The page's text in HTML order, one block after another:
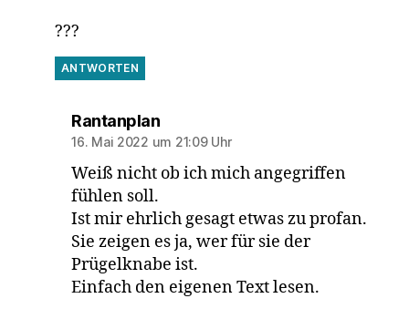
???
ANTWORTEN
Rantanplansagt:
16. Mai 2022 um 21:09 Uhr
Weiß nicht ob ich mich angegriffen
fühlen soll.
Ist mir ehrlich gesagt etwas zu profan.
Sie zeigen es ja, wer für sie der
Prügelknabe ist.
Einfach den eigenen Text lesen.